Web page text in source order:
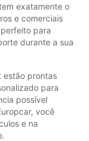
exatamente o
e comerciais
para
durante a sua
estão prontas
para
possível
você
e na